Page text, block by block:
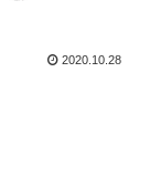
2020.10.28